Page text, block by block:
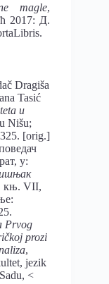
magle,
2017: Д.
Dragiša
Tasić
u
Nišu;
[orig.]
у:
књ. VII,
Prvog
prozi
,
jezik
<